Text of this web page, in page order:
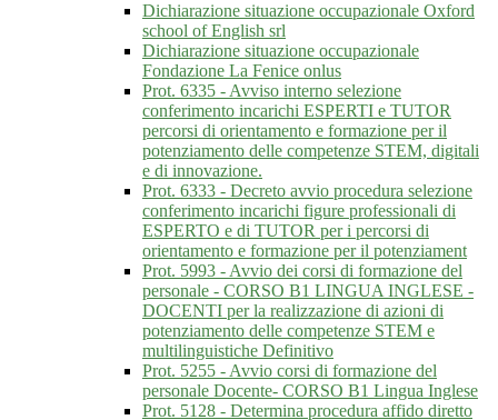
Dichiarazione situazione occupazionale Oxford
school of English srl
Dichiarazione situazione occupazionale
Fondazione La Fenice onlus
Prot. 6335 - Avviso interno selezione
conferimento incarichi ESPERTI e TUTOR
percorsi di orientamento e formazione per il
potenziamento delle competenze STEM, digitali
e di innovazione.
Prot. 6333 - Decreto avvio procedura selezione
conferimento incarichi figure professionali di
ESPERTO e di TUTOR per i percorsi di
orientamento e formazione per il potenziament
Prot. 5993 - Avvio dei corsi di formazione del
personale - CORSO B1 LINGUA INGLESE -
DOCENTI per la realizzazione di azioni di
potenziamento delle competenze STEM e
multilinguistiche Definitivo
Prot. 5255 - Avvio corsi di formazione del
personale Docente- CORSO B1 Lingua Inglese
Prot. 5128 - Determina procedura affido diretto